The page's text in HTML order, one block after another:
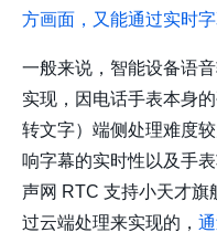
方画面，又能通过实时
一般来说，智能设备语
实现，因电话手表本身
转文字）端侧处理难度
响字幕的实时性以及手表
声网 RTC 支持小天才旗
过云端处理来实现的，